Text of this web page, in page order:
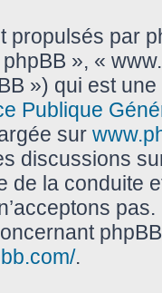
propulsés par
», «
») qui est
Publique
sur
discussions
de la conduite
.